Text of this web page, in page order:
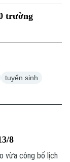
trường
tuyển sinh
8
vừa công bố lịch